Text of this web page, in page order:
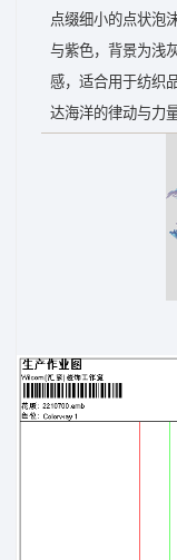
点缀细小的点状泡
与紫色，背景为浅
感，适合用于纺织
达海洋的律动与力量